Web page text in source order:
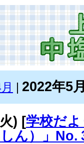
2022年5
) [学校だ
ん）」No.